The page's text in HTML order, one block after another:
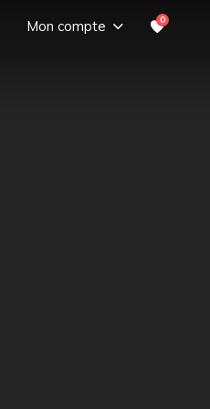
Mon compte 0